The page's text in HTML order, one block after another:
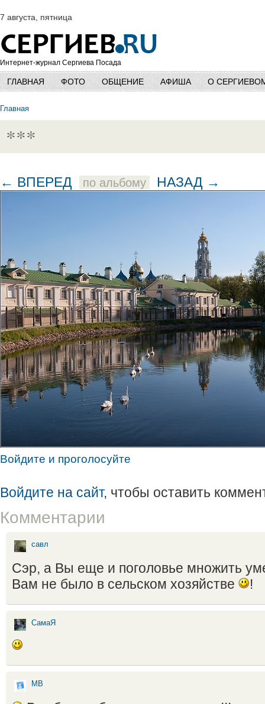
7 августа, пятница
Интернет-журнал Сергиева Посада
ГЛАВНАЯ ФОТО ОБЩЕНИЕ АФИША О
Главная
***
← ВПЕРЕД по альбому НАЗАД →
Войдите и проголосуйте
Войдите на сайт, чтобы оставить
Комментарии
савл
Сэр, а Вы еще и поголовье множить
Вам не было в сельском хозяйстве
!
СамаЯ
МВ